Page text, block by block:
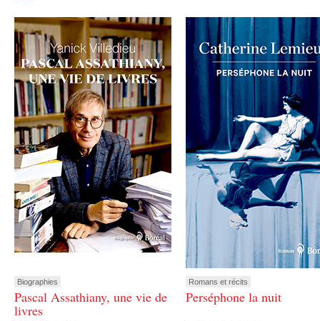
Biographies
Pascal Assathiany, une vie de
livres
Romans et récits
Perséphone la nuit